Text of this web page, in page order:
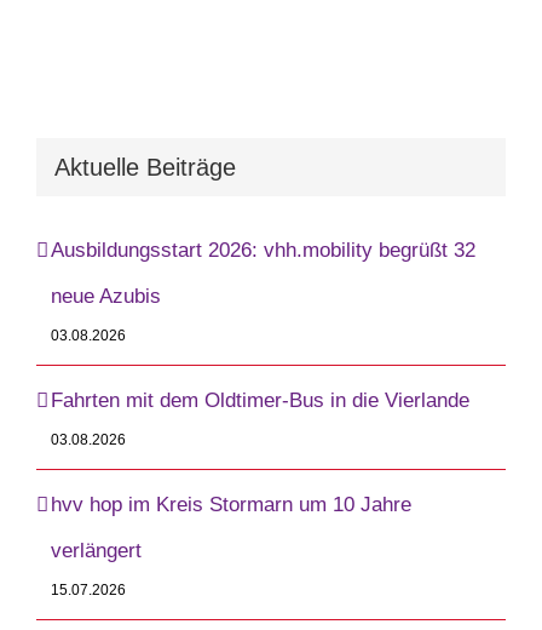
Aktuelle Beiträge
Ausbildungsstart 2026: vhh.mobility begrüßt 32
neue Azubis
03.08.2026
Fahrten mit dem Oldtimer-Bus in die Vierlande
03.08.2026
hvv hop im Kreis Stormarn um 10 Jahre
verlängert
15.07.2026